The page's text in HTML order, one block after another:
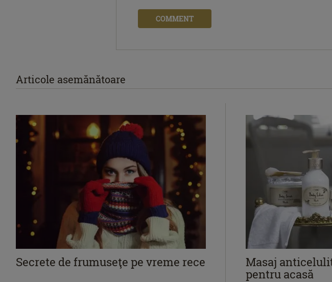
COMMENT
Articole asemănătoare
Secrete de frumuseţe pe vreme rece
Masaj
pentru acasă